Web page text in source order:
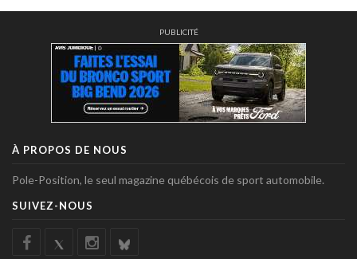
PUBLICITÉ
À PROPOS DE NOUS
Pole-Position, le seul magazine québécois de sport automobile.
SUIVEZ-NOUS